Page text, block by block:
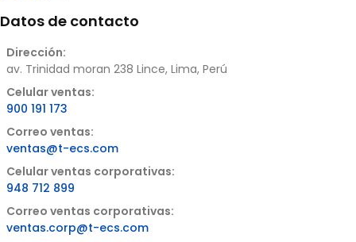
Datos de contacto
Dirección:
av. Trinidad moran 238 Lince, Lima, Perú
Celular ventas:
900 191 173
Correo ventas:
ventas@t-ecs.com
Celular ventas corporativas:
948 712 899
Correo ventas corporativas:
ventas.corp@t-ecs.com